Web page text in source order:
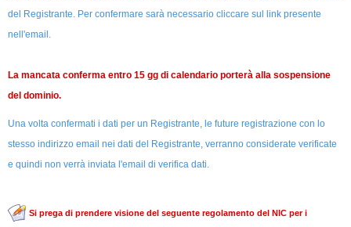
del Registrante. Per confermare sarà necessario cliccare sul link presente
nell'email.
La mancata conferma entro 15 gg di calendario porterà alla sospensione
del dominio.
Una volta confermati i dati per un Registrante, le future registrazione con lo
stesso indirizzo email nei dati del Registrante, verranno considerate verificate
e quindi non verrà inviata l'email di verifica dati.
Si prega di prendere visione del seguente regolamento del NIC per i